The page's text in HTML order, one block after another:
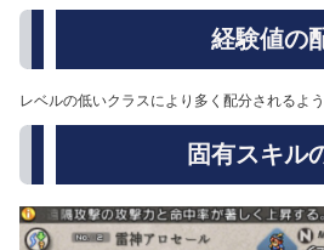
経験値の
レベルの低いクラスにより多く配分されるよ
固有スキル